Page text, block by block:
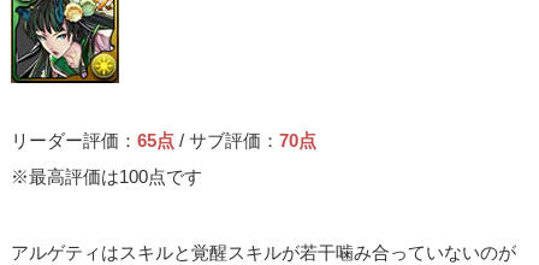
リーダー評価：65点 / サブ評価：70点
※最高評価は100点です
アルゲティはスキルと覚醒スキルが若干噛み合っていないのが